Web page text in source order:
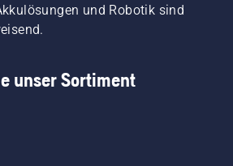
und Robotik sind
unser Sortiment